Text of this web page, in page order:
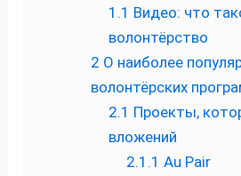
1.1 Видео: что
волонтёрство
2 О наиболее
волонтёрских
2.1 Проекты,
вложений
2.1.1 Au Pair